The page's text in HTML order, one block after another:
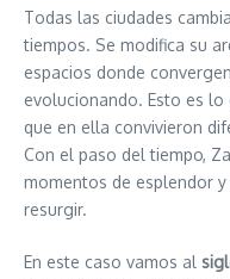
Todas las ciudades
tiempos. Se modifica su
espacios donde
evolucionando. Esto es
que en ella convivieron
Con el paso del tiempo,
momentos de esplendor
resurgir.
En este caso vamos al